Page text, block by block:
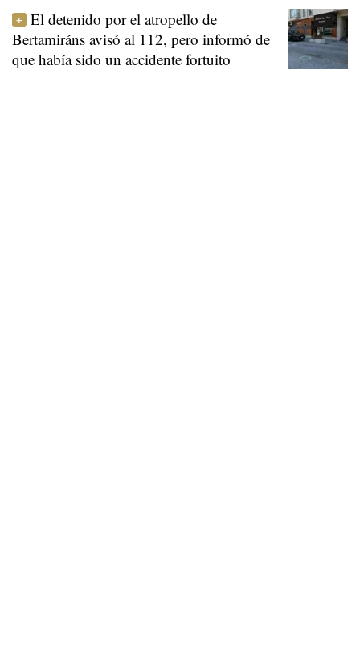
El detenido por el atropello de
Bertamiráns avisó al 112, pero informó de
que había sido un accidente fortuito